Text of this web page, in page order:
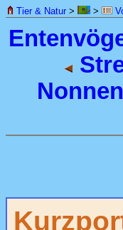
Tier & Natur > >